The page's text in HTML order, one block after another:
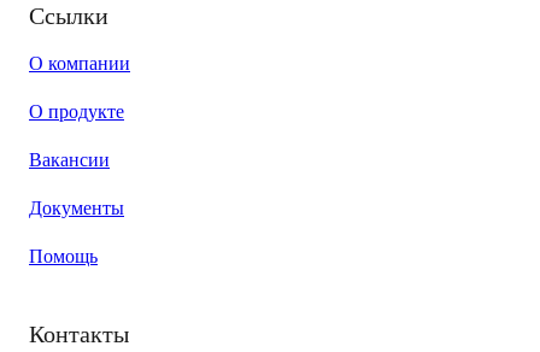
Ссылки
О компании
О продукте
Вакансии
Документы
Помощь
Контакты